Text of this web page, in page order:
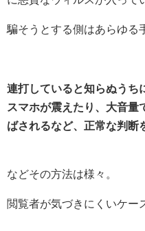
騙そうとする側はあらゆる
連打していると知らぬうち
スマホが震えたり、大音量
ばされるなど、正常な判断
などその方法は様々。
閲覧者が気づきにくいケー